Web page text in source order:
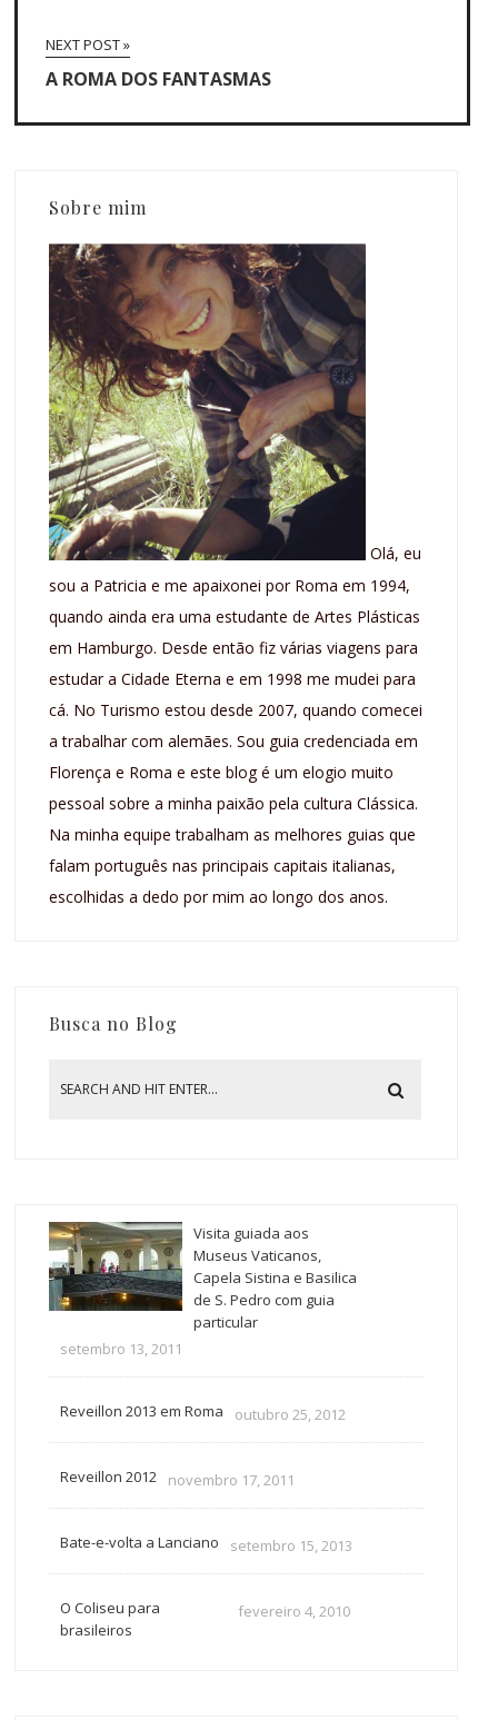
NEXT POST »
A ROMA DOS FANTASMAS
Sobre mim
Olá, eu
sou a Patricia e me apaixonei por Roma em 1994,
quando ainda era uma estudante de Artes Plásticas
em Hamburgo. Desde então fiz várias viagens para
estudar a Cidade Eterna e em 1998 me mudei para
cá. No Turismo estou desde 2007, quando comecei
a trabalhar com alemães. Sou guia credenciada em
Florença e Roma e este blog é um elogio muito
pessoal sobre a minha paixão pela cultura Clássica.
Na minha equipe trabalham as melhores guias que
falam português nas principais capitais italianas,
escolhidas a dedo por mim ao longo dos anos.
Busca no Blog
Visita guiada aos
Museus Vaticanos,
Capela Sistina e Basilica
de S. Pedro com guia
particular
setembro 13, 2011
Reveillon 2013 em Roma outubro 25, 2012
Reveillon 2012 novembro 17, 2011
Bate-e-volta a Lanciano setembro 15, 2013
O Coliseu para
brasileiros
fevereiro 4, 2010